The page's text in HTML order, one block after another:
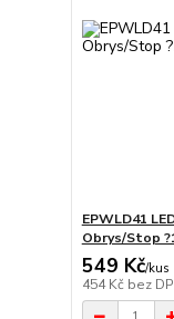
EPWLD41
Obrys/Stop
549 Kč/kus
454 Kč bez